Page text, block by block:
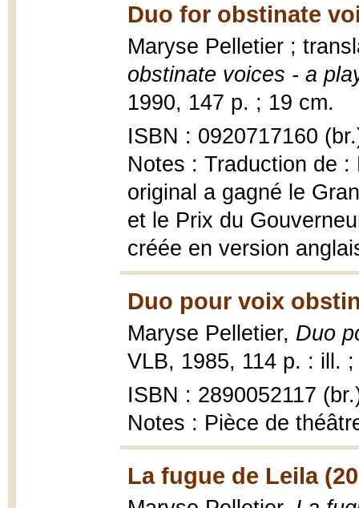
Duo for obstinate
Maryse Pelletier ;
obstinate voices - a
1990, 147 p. ; 19 cm.
ISBN : 0920717160
Notes : Traduction de
original a gagné le
et le Prix du
créée en version
Duo pour voix
Maryse Pelletier, Duo
VLB, 1985, 114 p. : ill.
ISBN : 2890052117
Notes : Pièce de
La fugue de Leila